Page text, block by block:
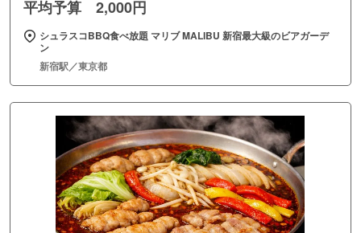
平均予算 2,000円
シュラスコBBQ食べ放題 マリブ MALIBU 新宿最大級のビアガーデ
ン
新宿駅／東京都